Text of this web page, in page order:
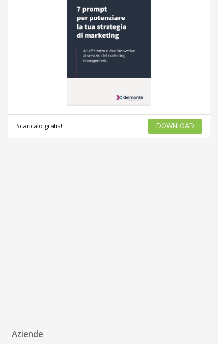
Scaricalo gratis! DOWNLOAD
Aziende